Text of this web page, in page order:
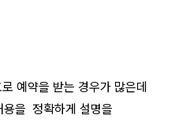
예약을 받는 경우가 많은데
용을 정확하게 설명을